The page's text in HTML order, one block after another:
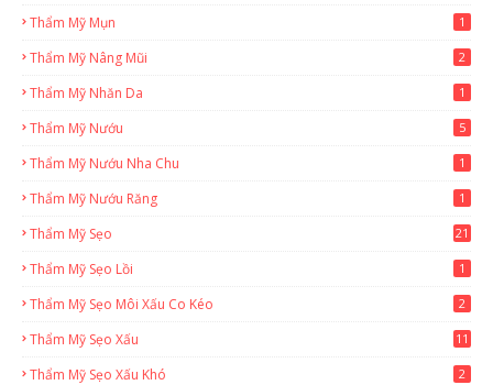
Thẩm Mỹ Mụn 1
Thẩm Mỹ Nâng Mũi 2
Thẩm Mỹ Nhăn Da 1
Thẩm Mỹ Nướu 5
Thẩm Mỹ Nướu Nha Chu 1
Thẩm Mỹ Nướu Răng 1
Thẩm Mỹ Sẹo 21
Thẩm Mỹ Sẹo Lồi 1
Thẩm Mỹ Sẹo Môi Xấu Co Kéo 2
Thẩm Mỹ Sẹo Xấu 11
Thẩm Mỹ Sẹo Xấu Khó 2